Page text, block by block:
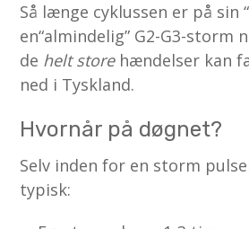
Så længe cyklussen er på sin
en“almindelig” G2-G3-storm
de helt storehændelser kan
ned i Tyskland.
Hvornår på døgnet?
Selv inden for en storm
typisk: